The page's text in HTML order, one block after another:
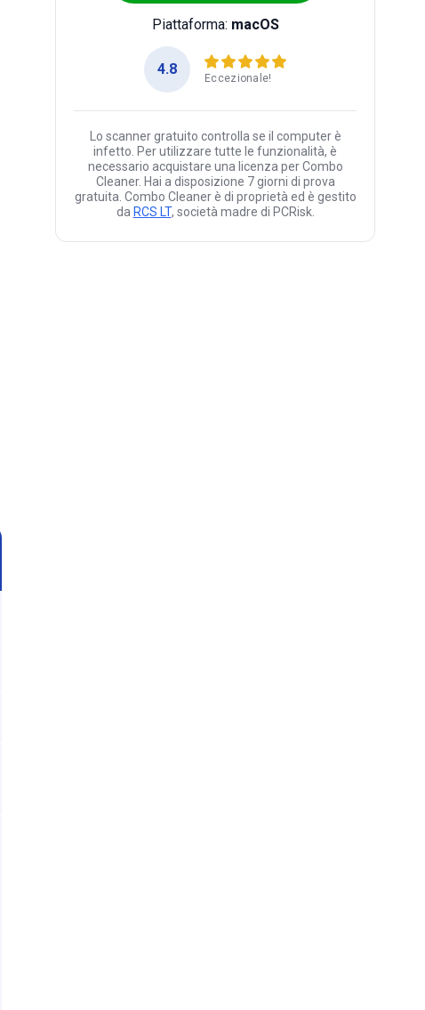
Piattaforma: macOS
4.8
Eccezionale!
Lo scanner gratuito controlla se il computer è
infetto. Per utilizzare tutte le funzionalità, è
necessario acquistare una licenza per Combo
Cleaner. Hai a disposizione 7 giorni di prova
gratuita. Combo Cleaner è di proprietà ed è gestito
da RCS LT, società madre di PCRisk.